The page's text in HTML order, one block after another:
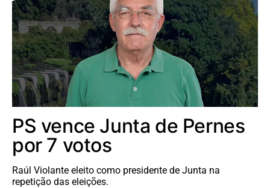
PS vence Junta de Pernes
por 7 votos
Raúl Violante eleito como presidente de Junta na
repetição das eleições.